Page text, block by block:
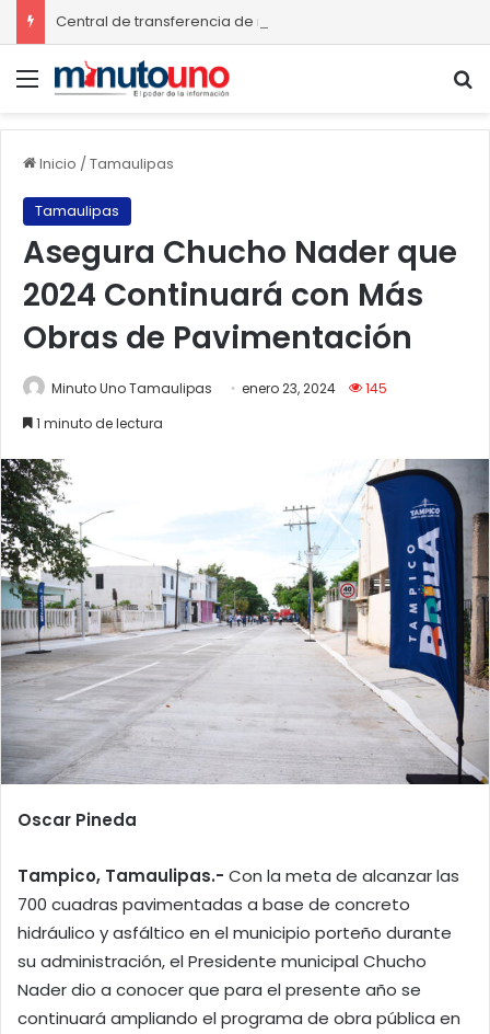
Menú
Inicio /Tamaulipas
Tamaulipas
Asegura Chucho Nader que
2024 Continuará con Más
Obras de Pavimentación
Minuto Uno Tamaulipas enero 23, 2024
145
1 minuto de lectura
Oscar Pineda
Tampico, Tamaulipas.- Con la meta de alcanzar las
700 cuadras pavimentadas a base de concreto
hidráulico y asfáltico en el municipio porteño durante
su administración, el Presidente municipal Chucho
Nader dio a conocer que para el presente año se
continuará ampliando el programa de obra pública en